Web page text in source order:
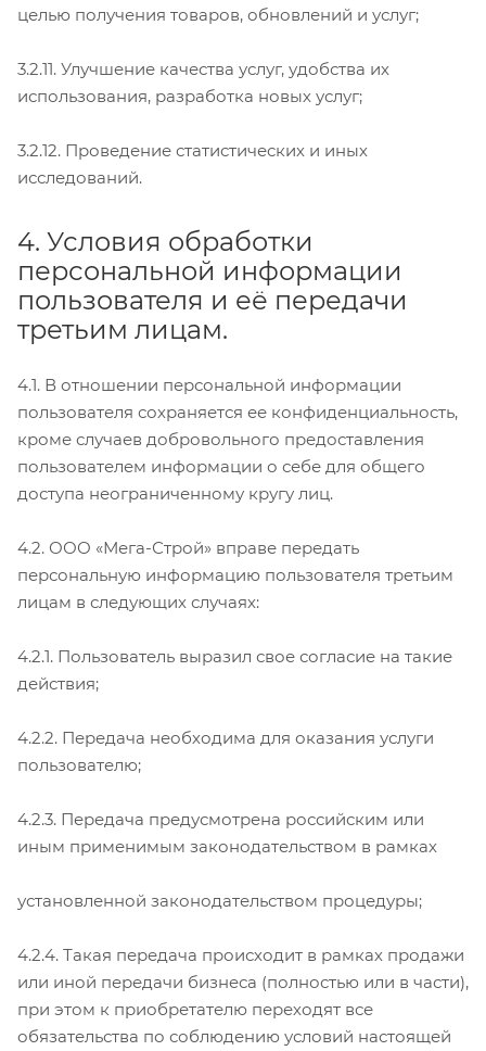
целью получения товаров, обновлений и услуг;
3.2.11. Улучшение качества услуг, удобства их
использования, разработка новых услуг;
3.2.12. Проведение статистических и иных
исследований.
4. Условия обработки
персональной информации
пользователя и её передачи
третьим лицам.
4.1. В отношении персональной информации
пользователя сохраняется ее конфиденциальность,
кроме случаев добровольного предоставления
пользователем информации о себе для общего
доступа неограниченному кругу лиц.
4.2. ООО «Мега-Строй» вправе передать
персональную информацию пользователя третьим
лицам в следующих случаях:
4.2.1. Пользователь выразил свое согласие на такие
действия;
4.2.2. Передача необходима для оказания услуги
пользователю;
4.2.3. Передача предусмотрена российским или
иным применимым законодательством в рамках
установленной законодательством процедуры;
4.2.4. Такая передача происходит в рамках продажи
или иной передачи бизнеса (полностью или в части),
при этом к приобретателю переходят все
обязательства по соблюдению условий настоящей